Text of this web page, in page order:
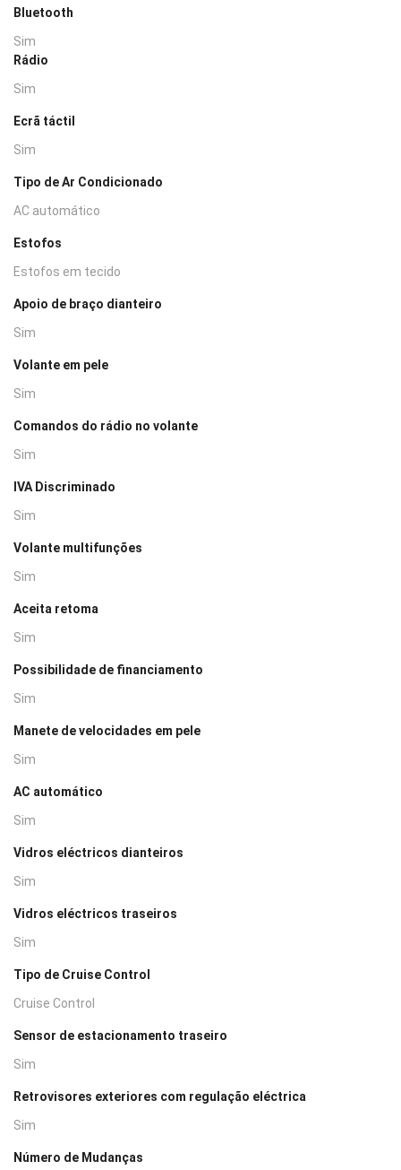
Bluetooth
Sim
Rádio
Sim
Ecrã táctil
Sim
Tipo de Ar Condicionado
AC automático
Estofos
Estofos em tecido
Apoio de braço dianteiro
Sim
Volante em pele
Sim
Comandos do rádio no volante
Sim
IVA Discriminado
Sim
Volante multifunções
Sim
Aceita retoma
Sim
Possibilidade de financiamento
Sim
Manete de velocidades em pele
Sim
AC automático
Sim
Vidros eléctricos dianteiros
Sim
Vidros eléctricos traseiros
Sim
Tipo de Cruise Control
Cruise Control
Sensor de estacionamento traseiro
Sim
Retrovisores exteriores com regulação eléctrica
Sim
Número de Mudanças